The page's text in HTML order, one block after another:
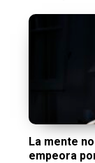
La mente
empeora